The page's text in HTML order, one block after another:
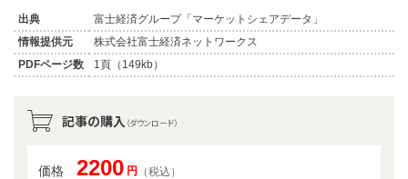
出典
富士経済グループ「マーケットシェアデータ」
情報提供元
株式会社富士経済ネットワークス
PDFページ数
1頁（149kb）
記事の購入 （ダウンロード）
価格 2200 円 （税込）